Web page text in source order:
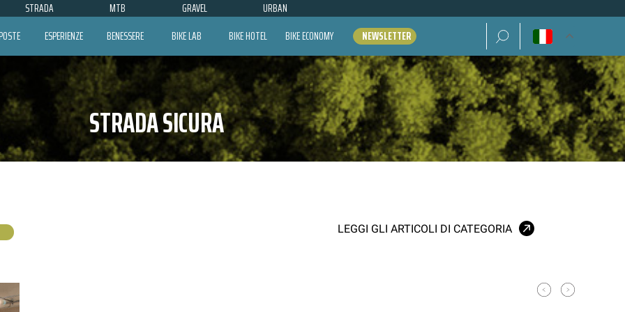
STRADA MTB GRAVEL URBAN
ESPERIENZE BENESSERE BIKE LAB BIKE HOTEL BIKE ECONOMY NEWSLETTER Ricerca per:
STRADA SICURA
LEGGI GLI ARTICOLI DI CATEGORIA